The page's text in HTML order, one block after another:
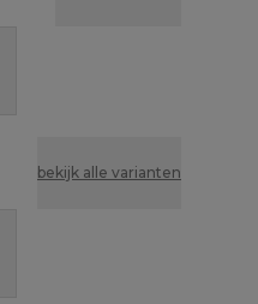
Chalk
- Althea Camel
bekijk alle varianten
ronde rope
geweven ronde rope
ronde rope
beige verticaal